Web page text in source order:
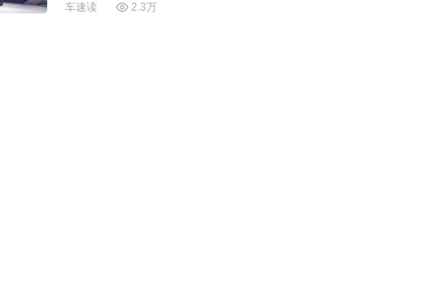
车速读 2.3万